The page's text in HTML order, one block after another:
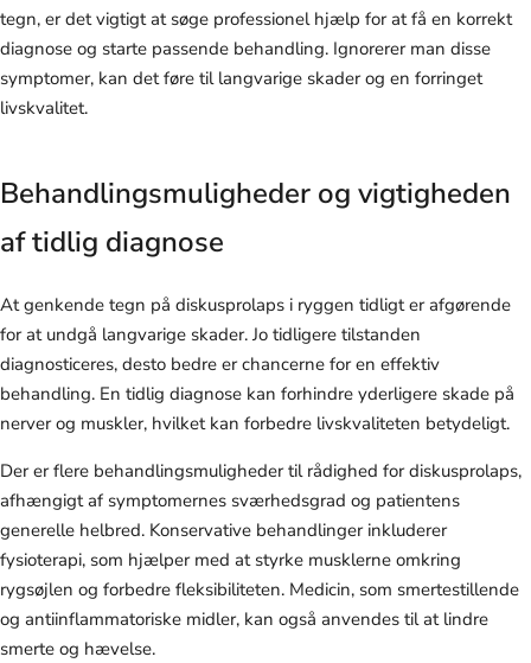
tegn, er det vigtigt at søge professionel hjælp for at få en korrekt
diagnose og starte passende behandling. Ignorerer man disse
symptomer, kan det føre til langvarige skader og en forringet
livskvalitet.
Behandlingsmuligheder og vigtigheden
af tidlig diagnose
At genkende tegn på diskusprolaps i ryggen tidligt er afgørende
for at undgå langvarige skader. Jo tidligere tilstanden
diagnosticeres, desto bedre er chancerne for en effektiv
behandling. En tidlig diagnose kan forhindre yderligere skade på
nerver og muskler, hvilket kan forbedre livskvaliteten betydeligt.
Der er flere behandlingsmuligheder til rådighed for diskusprolaps,
afhængigt af symptomernes sværhedsgrad og patientens
generelle helbred. Konservative behandlinger inkluderer
fysioterapi, som hjælper med at styrke musklerne omkring
rygsøjlen og forbedre fleksibiliteten. Medicin, som smertestillende
og antiinflammatoriske midler, kan også anvendes til at lindre
smerte og hævelse.